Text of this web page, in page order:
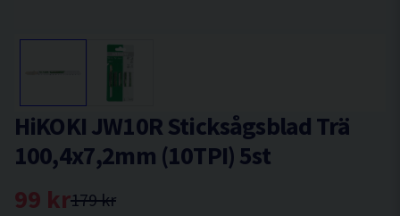
HiKOKI JW10R Sticksågsblad Trä
100,4x7,2mm (10TPI) 5st
179 kr
99 kr